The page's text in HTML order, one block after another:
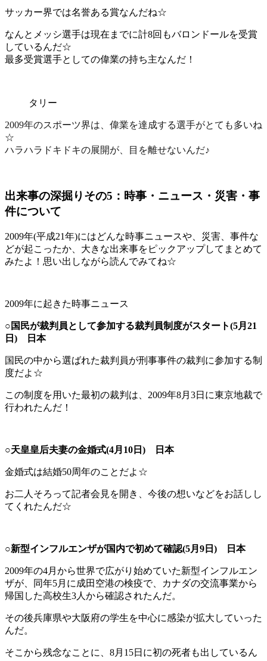
サッカー界では名誉ある賞なんだね☆
なんと メッシ選手は現在までに計8回もバロンドールを受賞
しているんだ☆
最多受賞選手としての偉業の持ち主なんだ！
タリー
2009年のスポーツ界は、偉業を達成する選手がとても多いね
☆
ハラハラドキドキの展開が、目を離せないんだ♪
出来事の深掘りその5：時事・ニュース・災害・事
件について
2009年(平成21年)にはどんな時事ニュースや、災害、事件な
どが起こったか、大きな出来事をピックアップしてまとめて
みたよ！思い出しながら読んでみてね☆
2009年に起きた時事ニュース
○国民が裁判員として参加する裁判員制度がスタート(5月21
日) 日本
国民の中から選ばれた裁判員が刑事事件の裁判に参加する制
度だよ☆
この制度を用いた最初の裁判は、2009年8月3日に東京地裁で
行われたんだ！
○天皇皇后夫妻の金婚式(4月10日) 日本
金婚式は結婚50周年のことだよ☆
お二人そろって記者会見を開き、今後の想いなどをお話しし
てくれたんだ☆
○新型インフルエンザが国内で初めて確認(5月9日) 日本
2009年の4月から世界で広がり始めていた新型インフルエン
ザが、同年5月に成田空港の検疫で、カナダの交流事業から
帰国した高校生3人から確認されたんだ。
その後兵庫県や大阪府の学生を中心に感染が拡大していった
んだ。
そこから残念なことに、8月15日に初の死者も出しているん